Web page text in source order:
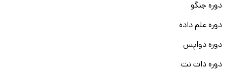
دوره جنگو
دوره علم داده
دوره دواپس
دوره دات نت